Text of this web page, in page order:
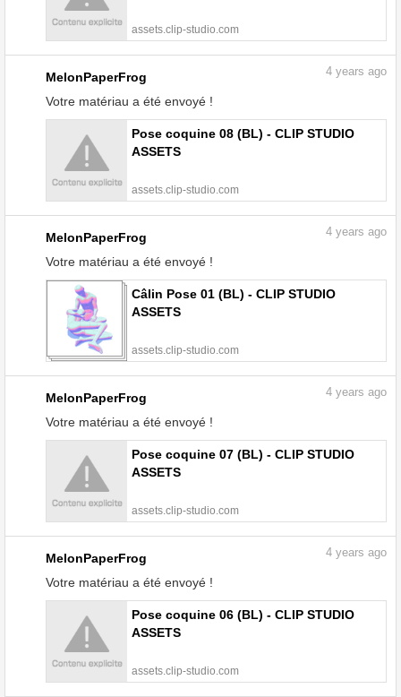
assets.clip-studio.com
MelonPaperFrog
Votre matériau a été envoyé !
4 years ago
Pose coquine 08 (BL) - CLIP STUDIO
ASSETS
assets.clip-studio.com
MelonPaperFrog
Votre matériau a été envoyé !
4 years ago
Câlin Pose 01 (BL) - CLIP STUDIO
ASSETS
assets.clip-studio.com
MelonPaperFrog
Votre matériau a été envoyé !
4 years ago
Pose coquine 07 (BL) - CLIP STUDIO
ASSETS
assets.clip-studio.com
MelonPaperFrog
Votre matériau a été envoyé !
4 years ago
Pose coquine 06 (BL) - CLIP STUDIO
ASSETS
assets.clip-studio.com